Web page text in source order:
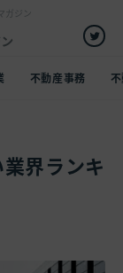
ジン
不動産事務
界ランキ